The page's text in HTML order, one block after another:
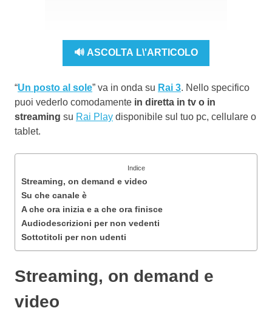
🔊 ASCOLTA L\'ARTICOLO
“Un posto al sole” va in onda su Rai 3. Nello specifico
puoi vederlo comodamente in diretta in tv o in
streaming su Rai Play disponibile sul tuo pc, cellulare o
tablet.
Indice
Streaming, on demand e video
Su che canale è
A che ora inizia e a che ora finisce
Audiodescrizioni per non vedenti
Sottotitoli per non udenti
Streaming, on demand e
video